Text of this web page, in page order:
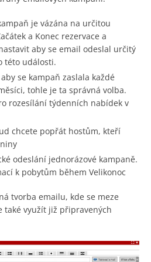
je vázána na určitou
a Konec rezervace a
aby se email odeslal určitý
této události.
se kampaň zaslala každé
tohle je ta správná volba.
rozesílání týdenních nabídek v
chcete popřát hostům, kteří
odeslání jednorázové kampaně.
k pobytům během Velikonoc
tvorba emailu, kde se meze
také využít již připravených